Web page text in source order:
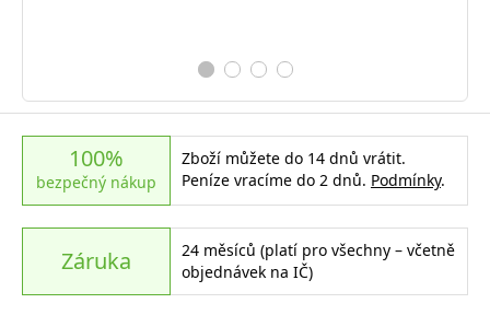
100%
bezpečný nákup
Zboží můžete do 14 dnů vrátit.
Peníze vracíme do 2 dnů. Podmínky.
Záruka
24 měsíců (platí pro všechny – včetně
objednávek na IČ)